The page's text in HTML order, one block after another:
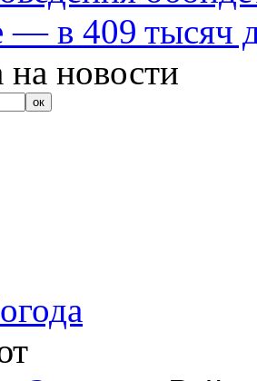
— в 409 тысяч
новости